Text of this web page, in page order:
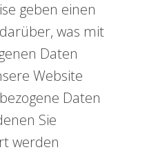
geben einen
was mit
Daten
Website
Daten
Sie
werden